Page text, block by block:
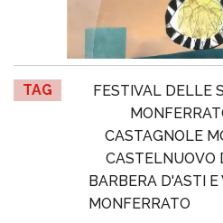
TAG FESTIVAL DELLE
CASTAGNOLE
CASTELNUOVO
BARBERA D'ASTI E
MONFERRATO